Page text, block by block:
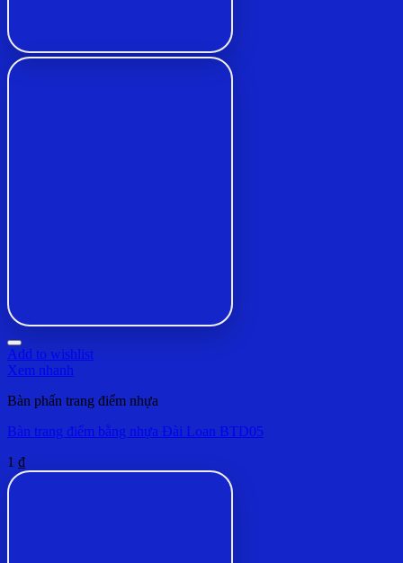
Add to wishlist
Xem nhanh
Bàn phấn trang điểm nhựa
Bàn trang điểm bằng nhựa Đài Loan BTD05
1 ₫